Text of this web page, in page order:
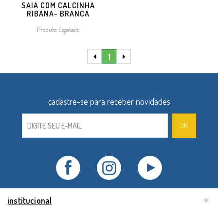
SAIA COM CALCINHA
RIBANA- BRANCA
Produto Esgotado
1
institucional